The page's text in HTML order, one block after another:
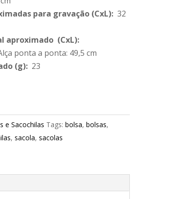
para gravação(CxL): 32
aproximado (CxL):
ponta a ponta: 49,5 cm
(g):23
e Sacochilas Tags: bolsa, bolsas,
, sacola, sacolas